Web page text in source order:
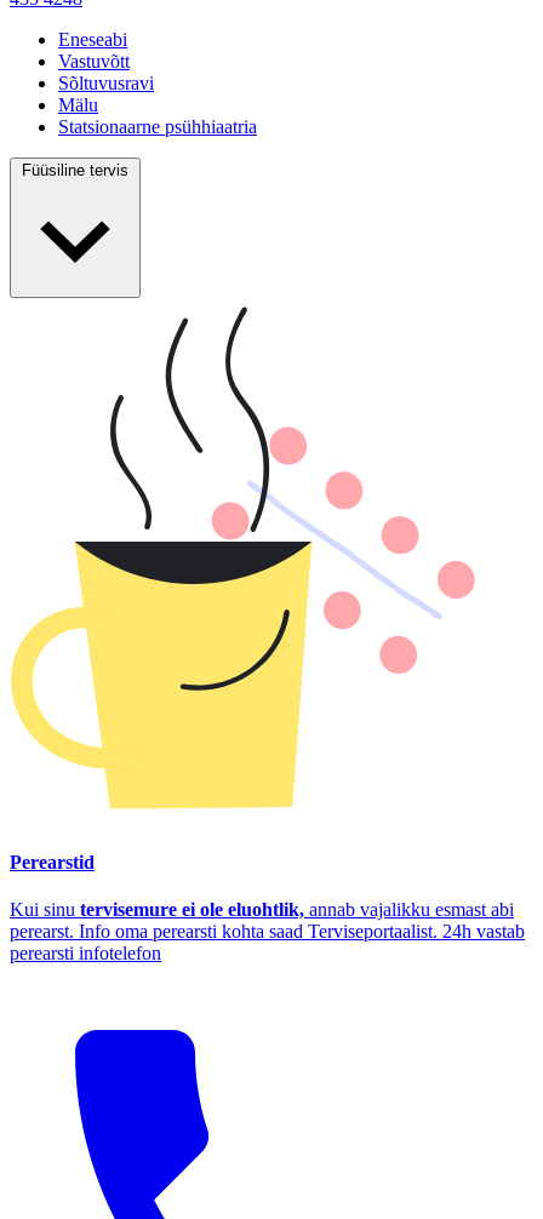
Eneseabi
Vastuvõtt
Sõltuvusravi
Mälu
Statsionaarne psühhiaatria
Füüsiline tervis
Perearstid
Kui sinu tervisemure ei ole eluohtlik, annab vajalikku esmast abi
perearst. Info oma perearsti kohta saad Terviseportaalist. 24h vastab
perearsti infotelefon